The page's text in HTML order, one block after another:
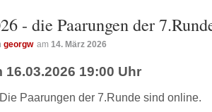
- die Paarungen der
georgw am 14. März 2026
16.03.2026 19:00 Uhr
Die Paarungen der 7.Runde sind online.